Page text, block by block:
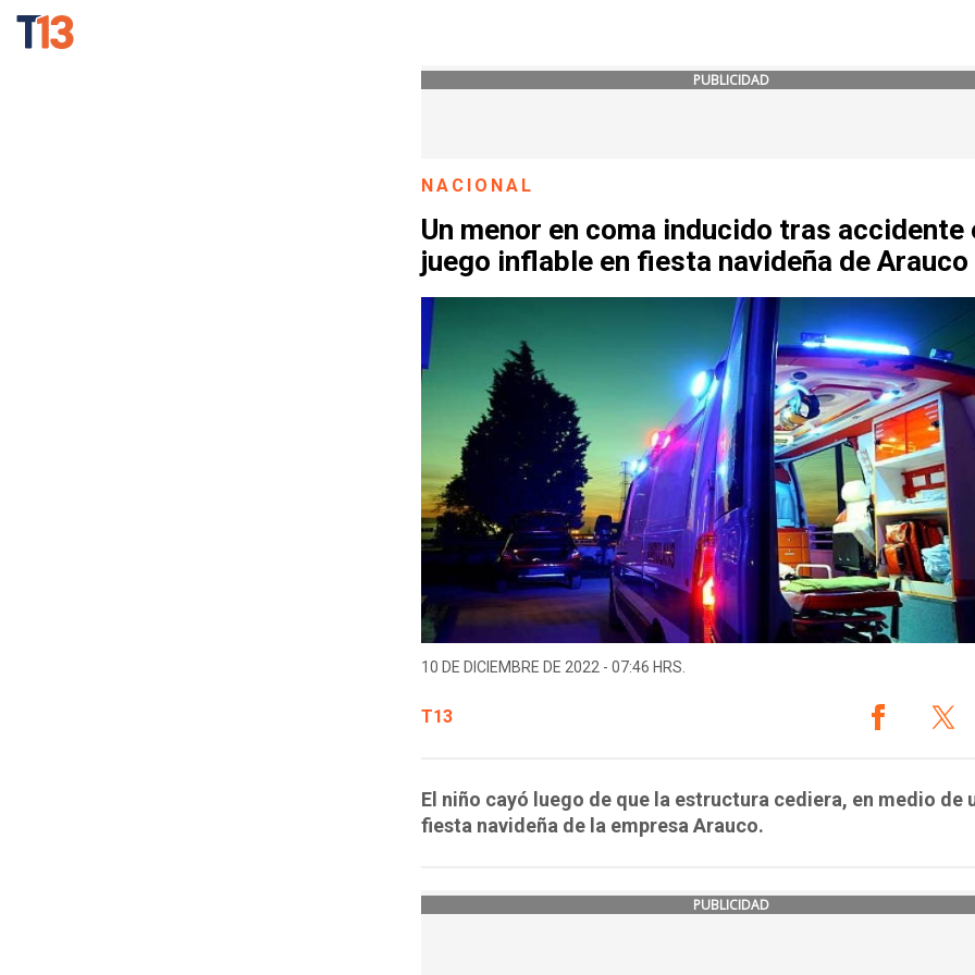
PUBLICIDAD
NACIONAL
Un menor en coma inducido tras accidente
juego inflable en fiesta navideña de Arauco
10 DE DICIEMBRE DE 2022 - 07:46 HRS.
T13
El niño cayó luego de que la estructura cediera, en medio de
fiesta navideña de la empresa Arauco.
PUBLICIDAD